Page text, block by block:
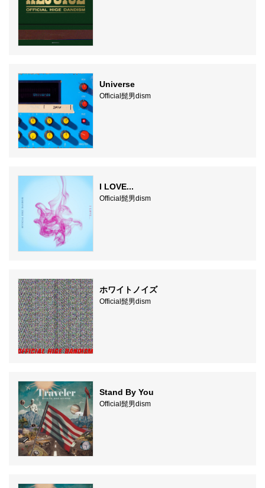
Universe
Official髭男dism
I LOVE...
Official髭男dism
ホワイトノイズ
Official髭男dism
Stand By You
Official髭男dism